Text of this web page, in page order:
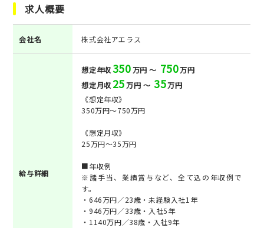
求人概要
会社名 株式会社アエラス
給与詳細
想定年収350万円 ～ 750万円
想定月収 25万円 ～ 35万円
《想定年収》
350万円～750万円
《想定月収》
25万円～35万円
■年収例
※諸手当、業績賞与など、全て込の年収例で
す。
・646万円／23歳・未経験入社1年
・946万円／33歳・入社5年
・1140万円／38歳・入社9年